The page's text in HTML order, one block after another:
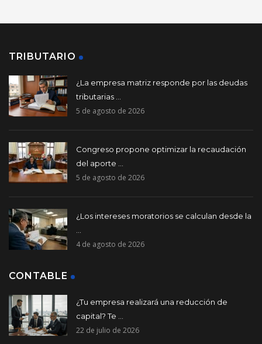
TRIBUTARIO
¿La empresa matriz responde por las deudas
tributarias ...
5 de agosto de 2026
Congreso propone optimizar la recaudación
del aporte ...
5 de agosto de 2026
¿Los intereses moratorios se calculan desde la
4 de agosto de 2026
CONTABLE
¿Tu empresa realizará una reducción de
capital? Te ...
22 de julio de 2026